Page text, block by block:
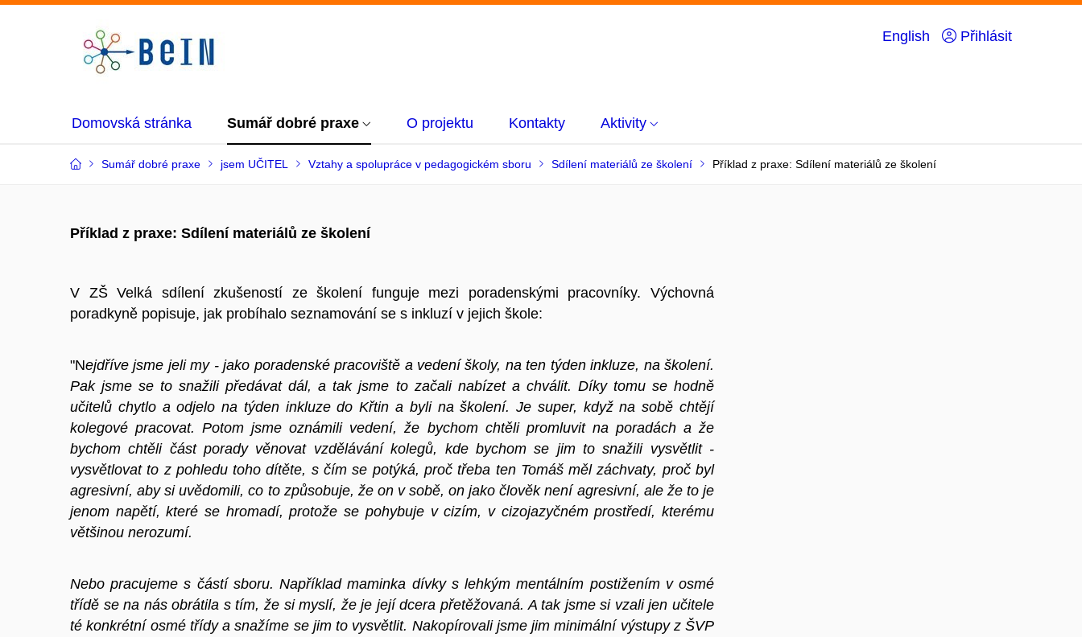
English Přihlásit
Domovská stránka Sumář dobré praxe O projektu Kontakty Aktivity
Sumář dobré praxe jsem UČITEL Vztahy a spolupráce v pedagogickém sboru Sdílení materiálů ze školení Příklad z praxe: Sdílení materiálů ze školení
Příklad z praxe: Sdílení materiálů ze školení
V ZŠ Velká sdílení zkušeností ze školení funguje mezi poradenskými pracovníky. Výchovná
poradkyně popisuje, jak probíhalo seznamování se s inkluzí v jejich škole:
"Nejdříve jsme jeli my - jako poradenské pracoviště a vedení školy, na ten týden inkluze, na školení.
Pak jsme se to snažili předávat dál, a tak jsme to začali nabízet a chválit. Díky tomu se hodně
učitelů chytlo a odjelo na týden inkluze do Křtin a byli na školení. Je super, když na sobě chtějí
kolegové pracovat. Potom jsme oznámili vedení, že bychom chtěli promluvit na poradách a že
bychom chtěli část porady věnovat vzdělávání kolegů, kde bychom se jim to snažili vysvětlit -
vysvětlovat to z pohledu toho dítěte, s čím se potýká, proč třeba ten Tomáš měl záchvaty, proč byl
agresivní, aby si uvědomili, co to způsobuje, že on v sobě, on jako člověk není agresivní, ale že to je
jenom napětí, které se hromadí, protože se pohybuje v cizím, v cizojazyčném prostředí, kterému
většinou nerozumí.
Nebo pracujeme s částí sboru. Například maminka dívky s lehkým mentálním postižením v osmé
třídě se na nás obrátila s tím, že si myslí, že je její dcera přetěžovaná. A tak jsme si vzali jen učitele
té konkrétní osmé třídy a snažíme se jim to vysvětlit. Nakopírovali jsme jim minimální výstupy z ŠVP